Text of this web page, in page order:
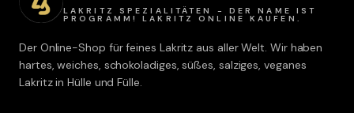
LAKRITZ SPEZIALITÄTEN - DER NAME IST
PROGRAMM! LAKRITZ ONLINE KAUFEN.
Der Online-Shop für feines Lakritz aus aller Welt. Wir haben
hartes, weiches, schokoladiges, süßes, salziges, veganes
Lakritz in Hülle und Fülle.